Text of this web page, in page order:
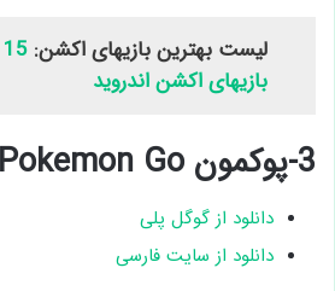
لیست بهترین بازیهای اکشن:
بازیهای اکشن اندروید
3-پوکمون Pokemon Go
دانلود از گوگل پلی
دانلود از سایت فارسی